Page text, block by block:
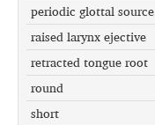
periodic glottal source
raised larynx ejective
retracted tongue root
round
short